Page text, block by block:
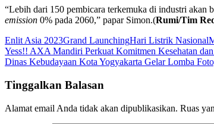
“Lebih dari 150 pembicara terkemuka di industri akan
emission 0% pada 2060,” papar Simon.(Rumi/Tim
Enlit Asia 2023Grand LaunchingHari Listrik Nasional
Navigasi
pos
Yess!! AXA Mandiri Perkuat Komitmen Kesehatan
Dinas Kebudayaan Kota Yogyakarta Gelar Lomba
Tinggalkan Balasan
Alamat email Anda tidak akan dipublikasikan. Ruas